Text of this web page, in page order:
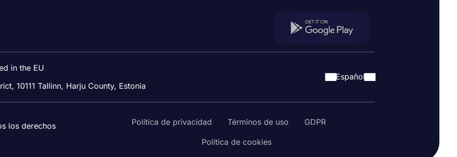
in the EU
10111 Tallinn, Harju County, Estonia
Español
los derechos
Política de privacidad Términos de uso GDPR
Política de cookies